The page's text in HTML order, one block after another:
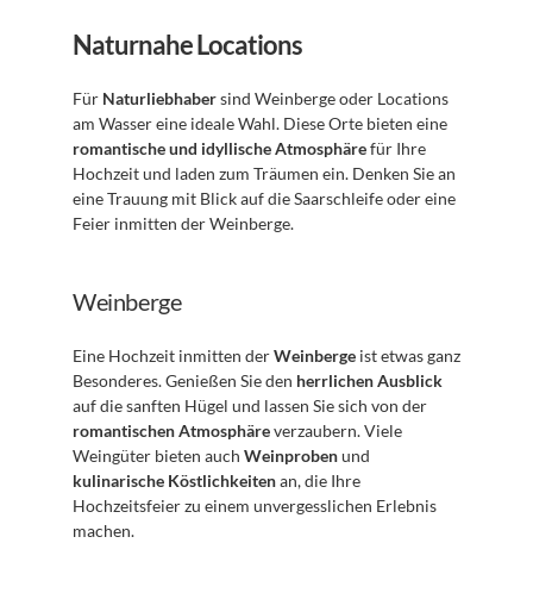
Naturnahe Locations
Für Naturliebhaber sind Weinberge oder Locations
romantische und idyllische Atmosphäre für Ihre
Hochzeit und laden zum Träumen ein. Denken Sie an
eine Trauung mit Blick auf die Saarschleife oder eine
Feier inmitten der Weinberge.
Weinberge
Eine Hochzeit inmitten der Weinberge ist etwas ganz
Besonderes. Genießen Sie den herrlichen Ausblick
romantischen Atmosphäre verzaubern. Viele
Weingüter bieten auch Weinproben
kulinarische Köstlichkeiten an, die Ihre
Hochzeitsfeier zu einem unvergesslichen Erlebnis
machen.